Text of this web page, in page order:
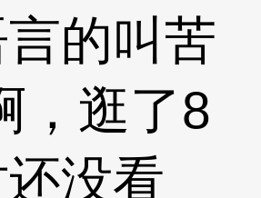
的叫苦
，逛了8
没看